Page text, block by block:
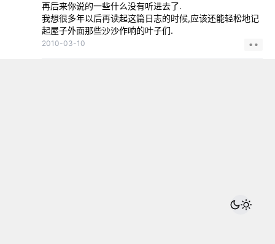
再后来你说的一些什么没有听进去了.
我想很多年以后再读起这篇日志的时候,应该还能轻松地记
起屋子外面那些沙沙作响的叶子们.
2010-03-10